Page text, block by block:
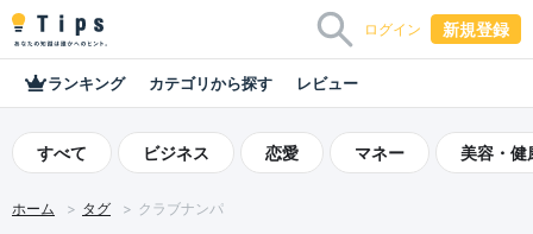
ログイン 新規登録
ランキング カテゴリから探す レビュー
すべて ビジネス 恋愛 マネー 美容・健
ホーム タグ クラブナンパ